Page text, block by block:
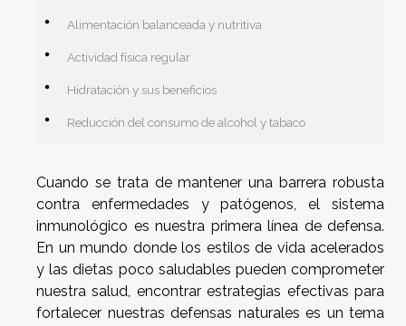
Alimentación balanceada y nutritiva
Actividad física regular
Hidratación y sus beneficios
Reducción del consumo de alcohol y tabaco
Cuando se trata de mantener una barrera robusta
contra enfermedades y patógenos, el sistema
inmunológico es nuestra primera línea de defensa.
En un mundo donde los estilos de vida acelerados
y las dietas poco saludables pueden comprometer
nuestra salud, encontrar estrategias efectivas para
fortalecer nuestras defensas naturales es un tema